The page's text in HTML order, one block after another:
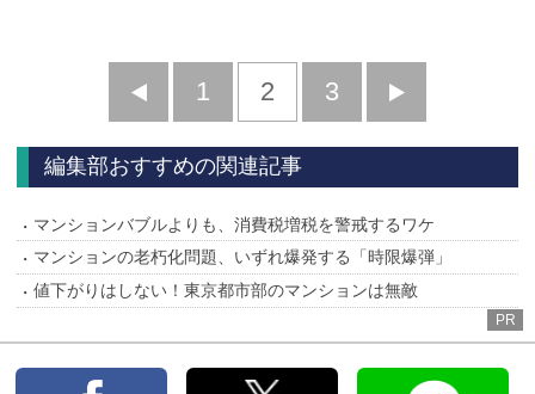
前
へ
1 2 3
へ
編集部おすすめの関連記事
マンションバブルよりも、消費税増税を警戒するワケ
マンションの老朽化問題、いずれ爆発する「時限爆弾」
値下がりはしない！東京都市部のマンションは無敵
PR